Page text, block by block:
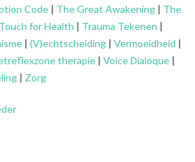
Code | The Great Awakening | The
Touch for Health | Trauma Tekenen |
| (V)echtscheiding | Vermoeidheid |
therapie | Voice Dialoque |
| Zorg